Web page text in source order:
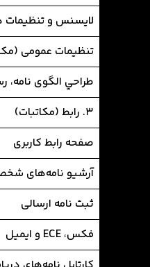
لایسنس و تنظیمات
تنظیمات عمومی
طراحي الگوی نامه،
3. رابط (مکاتبات)
صفحه رابط کاربری
آرشیو نامه‌های
ثبت نامه ارسالی
فکس، ECE و ایمیل